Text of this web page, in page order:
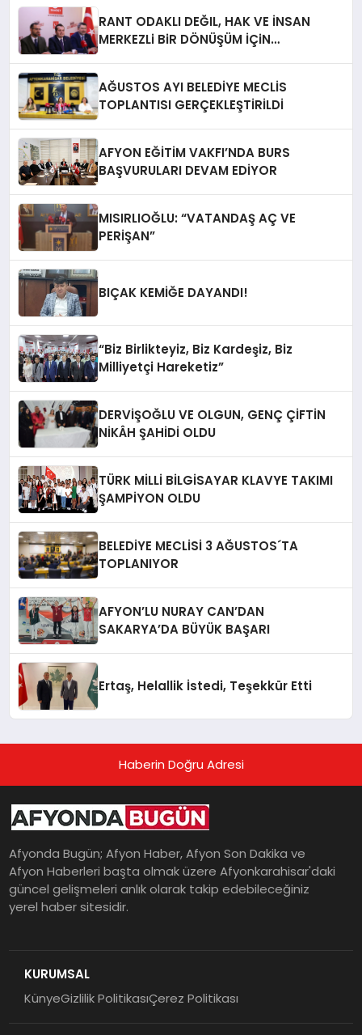
RANT ODAKLI DEĞIL, HAK VE İNSAN
MERKEZLi BiR DÖNÜŞÜM İÇiN
AĞUSTOS AYI BELEDİYE MECLİS
TOPLANTISI GERÇEKLEŞTİRİLDİ
AFYON EĞİTİM VAKFI’NDA BURS
BAŞVURULARI DEVAM EDİYOR
MISIRLIOĞLU: “VATANDAŞ AÇ VE
PERİŞAN”
BIÇAK KEMİĞE DAYANDI!
“Biz Birlikteyiz, Biz Kardeşiz, Biz
Milliyetçi Hareketiz”
DERVİŞOĞLU VE OLGUN, GENÇ ÇİFTİN
NİKÂH ŞAHİDİ OLDU
TÜRK MİLLİ BİLGİSAYAR KLAVYE TAKIMI
ŞAMPİYON OLDU
BELEDİYE MECLİSİ 3 AĞUSTOS´TA
TOPLANIYOR
AFYON’LU NURAY CAN’DAN
SAKARYA’DA BÜYÜK BAŞARI
Ertaş, Helallik İstedi, Teşekkür Etti
Haberin Doğru Adresi
Afyonda Bugün; Afyon Haber, Afyon Son Dakika ve
Afyon Haberleri başta olmak üzere Afyonkarahisar'daki
güncel gelişmeleri anlık olarak takip edebileceğiniz
yerel haber sitesidir.
KURUMSAL
KünyeGizlilik PolitikasıÇerez Politikası